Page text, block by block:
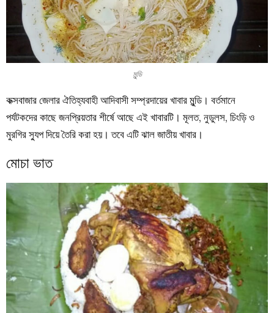
মুন্ডি
কক্সবাজার জেলার ঐতিহ্যবাহী আদিবাসী সম্প্রদায়ের খাবার মুন্ডি। বর্তমানে
পর্যটকদের কাছে জনপ্রিয়তার শীর্ষে আছে এই খাবারটি। মূলত, নুডুলস, চিংড়ি ও
মুরগির স্যুপ দিয়ে তৈরি করা হয়। তবে এটি ঝাল জাতীয় খাবার।
মোচা ভাত